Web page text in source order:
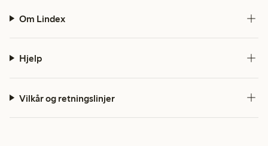
Om Lindex
Hjelp
Vilkår og retningslinjer